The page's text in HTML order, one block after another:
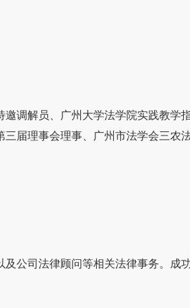
调解员、广州大学法学院实践教
届理事会理事、广州市法学会三农
公司法律顾问等相关法律事务。